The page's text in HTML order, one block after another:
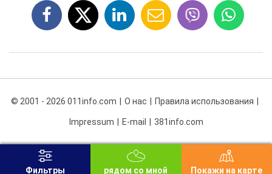
© 2001 - 2026 011info.com О нас Правила использования
Impressum E-mail 381info.com
Фильтры рядом со мной Покажи на карте